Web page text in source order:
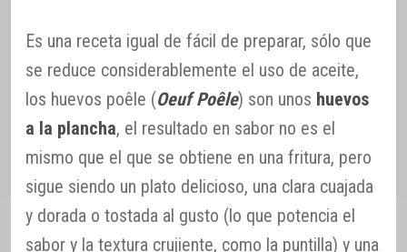
Es una receta igual de fácil de preparar, sólo que
se reduce considerablemente el uso de aceite,
los huevos poêle (Oeuf Poêle) son unos huevos
a la plancha, el resultado en sabor no es el
mismo que el que se obtiene en una fritura, pero
sigue siendo un plato delicioso, una clara cuajada
y dorada o tostada al gusto (lo que potencia el
sabor y la textura crujiente, como la puntilla) y una